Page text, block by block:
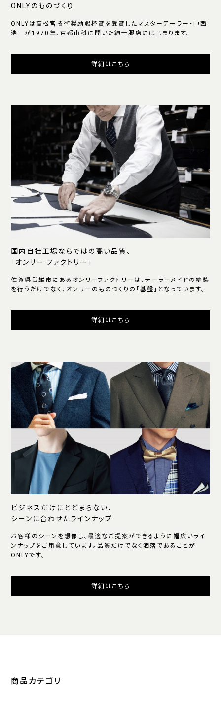
ONLYのものづくり
ONLYは高松宮技術奨励賜杯賞を受賞したマスターテーラー・中西
浩一が1970年、京都山科に開いた紳士服店にはじまります。
詳細はこちら
国内自社工場ならではの高い品質、
「オンリー ファクトリー」
佐賀県武雄市にあるオンリーファクトリーは、テーラーメイドの縫製
を行うだけでなく、オンリーのものつくりの「基盤」となっています。
詳細はこちら
ビジネスだけにとどまらない、
シーンに合わせたラインナップ
お客様のシーンを想像し、最適なご提案ができるように幅広いライ
ンナップをご用意しています。品質だけでなく洒落であることが
ONLYです。
詳細はこちら
商品カテゴリ